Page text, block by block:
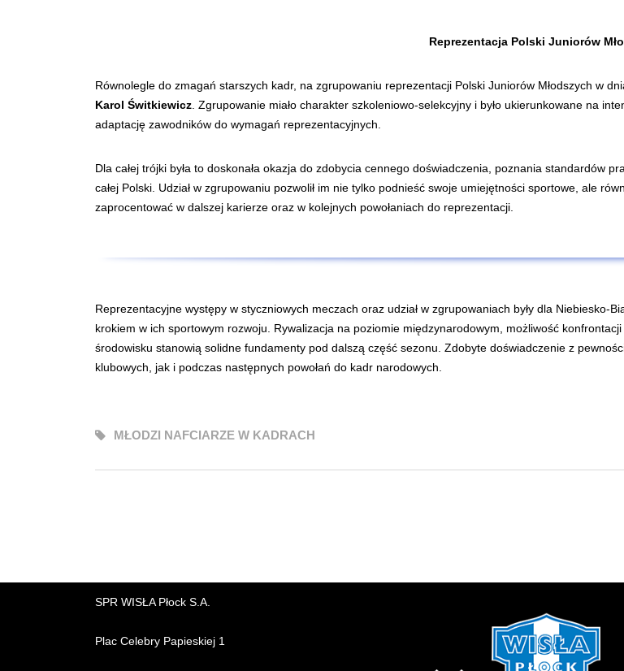
Reprezentacja Polski Juniorów
Równolegle do zmagań starszych kadr, na zgrupowaniu reprezentacji Polski Juniorów Młodszych w
Karol Świtkiewicz . Zgrupowanie miało charakter szkoleniowo-selekcyjny i było ukierunkowane na
adaptację zawodników do wymagań reprezentacyjnych.
Dla całej trójki była to doskonała okazja do zdobycia cennego doświadczenia, poznania standardów
całej Polski. Udział w zgrupowaniu pozwolił im nie tylko podnieść swoje umiejętności sportowe, ale
zaprocentować w dalszej karierze oraz w kolejnych powołaniach do reprezentacji.
Reprezentacyjne występy w styczniowych meczach oraz udział w zgrupowaniach były dla Niebiesko-
krokiem w ich sportowym rozwoju. Rywalizacja na poziomie międzynarodowym, możliwość
środowisku stanowią solidne fundamenty pod dalszą część sezonu. Zdobyte doświadczenie z
klubowych, jak i podczas następnych powołań do kadr narodowych.
MŁODZI NAFCIARZE W KADRACH
SPR WISŁA Płock S.A.
Plac Celebry Papieskiej 1